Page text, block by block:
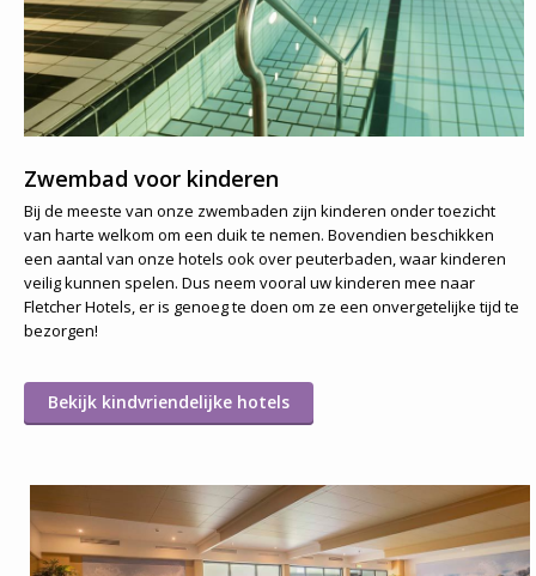
Zwembad voor kinderen
Bij de meeste van onze zwembaden zijn kinderen onder toezicht
van harte welkom om een duik te nemen. Bovendien beschikken
een aantal van onze hotels ook over peuterbaden, waar kinderen
veilig kunnen spelen. Dus neem vooral uw kinderen mee naar
Fletcher Hotels, er is genoeg te doen om ze een onvergetelijke tijd te
bezorgen!
Bekijk kindvriendelijke hotels